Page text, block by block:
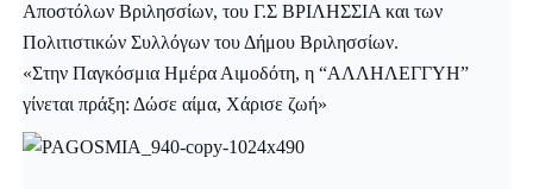
Αποστόλων Βριλησσίων, του Γ.Σ ΒΡΙΛΗΣΣΙΑ και των
Πολιτιστικών Συλλόγων του Δήμου Βριλησσίων.
«Στην Παγκόσμια Ημέρα Αιμοδότη, η “ΑΛΛΗΛΕΓΓΥΗ”
γίνεται πράξη: Δώσε αίμα, Χάρισε ζωή»